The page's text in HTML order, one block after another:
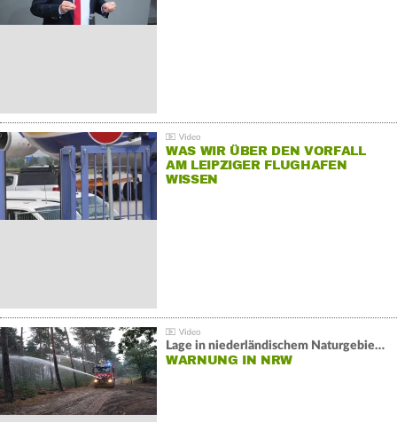
WAS WIR ÜBER DEN VORFALL
AM LEIPZIGER FLUGHAFEN
WISSEN
Lage in niederländischem Naturgebiet stabil
WARNUNG IN NRW